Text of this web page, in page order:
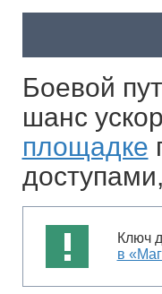
Боевой
шанс
площадке
Ключ
в